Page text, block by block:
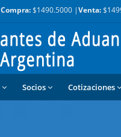
Compra:$1490.5000 |Venta:
Socios Cotizaciones